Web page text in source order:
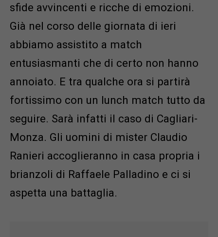
sfide avvincenti e ricche di emozioni.
Già nel corso delle giornata di ieri
abbiamo assistito a match
entusiasmanti che di certo non hanno
annoiato. E tra qualche ora si partirà
fortissimo con un lunch match tutto da
seguire. Sarà infatti il caso di Cagliari-
Monza. Gli uomini di mister Claudio
Ranieri accoglieranno in casa propria i
brianzoli di Raffaele Palladino e ci si
aspetta una battaglia.